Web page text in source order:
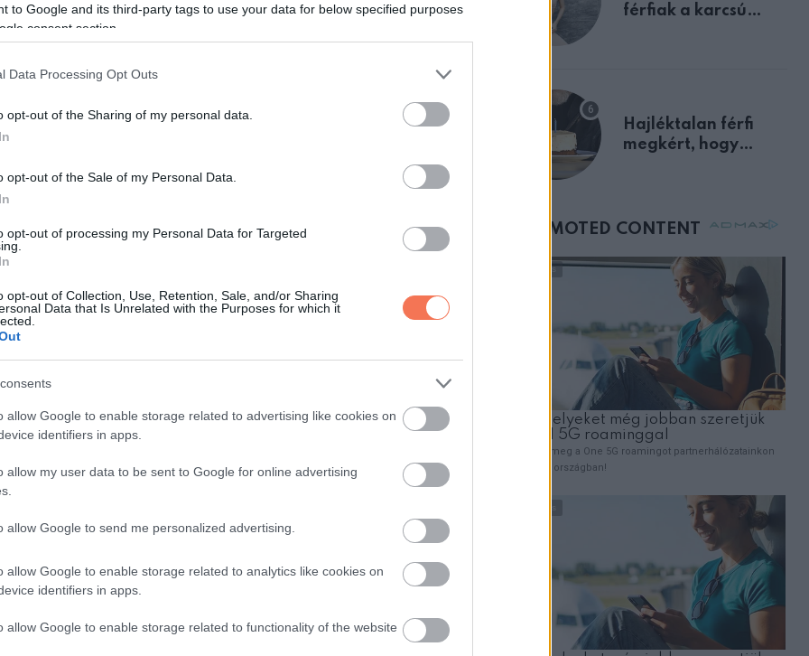
to Google and its third-party tags to use your data for below specified purposes
consent section.
Data Processing Opt Outs
opt-out of the Sharing of my personal data.
opt-out of the Sale of my Personal Data.
opt-out of processing my Personal Data for Targeted
opt-out of Collection, Use, Retention, Sale, and/or Sharing
Data that Is Unrelated with the Purposes for which it
allow Google to enable storage related to advertising like cookies on
identifiers in apps.
allow my user data to be sent to Google for online advertising
allow Google to send me personalized advertising.
allow Google to enable storage related to analytics like cookies on
identifiers in apps.
allow Google to enable storage related to functionality of the website
Voltál valaha hűtlen hozzám?
férfiak a karcsú
Hajléktalan férfi
megkért, hogy
mellettem ült az első